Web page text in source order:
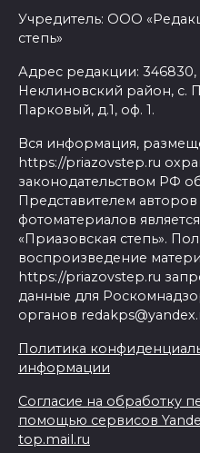
Учредитель: ООО
степь»
Адрес редакции: 346830,
Неклиновский район, с.
Парковый, д.1, оф. 1.
Вся информация,
https://priazovstep.ru
законодательством РФ
Представителем
фотоматериалов
«Приазовская степь».
воспроизведение
https://priazovstep.ru
данные для
органов
Политика
информации
Согласие на обработку
помощью сервисов
top.mail.ru